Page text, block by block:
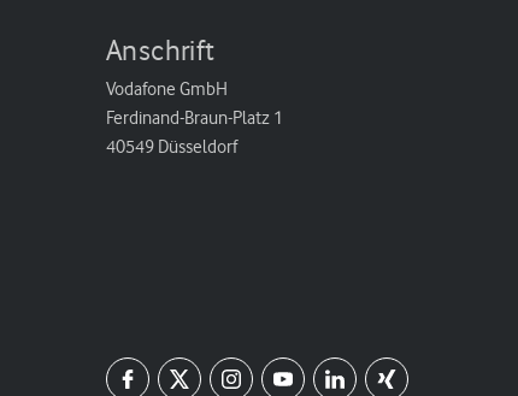
Anschrift
Vodafone GmbH
Ferdinand-Braun-Platz 1
40549 Düsseldorf